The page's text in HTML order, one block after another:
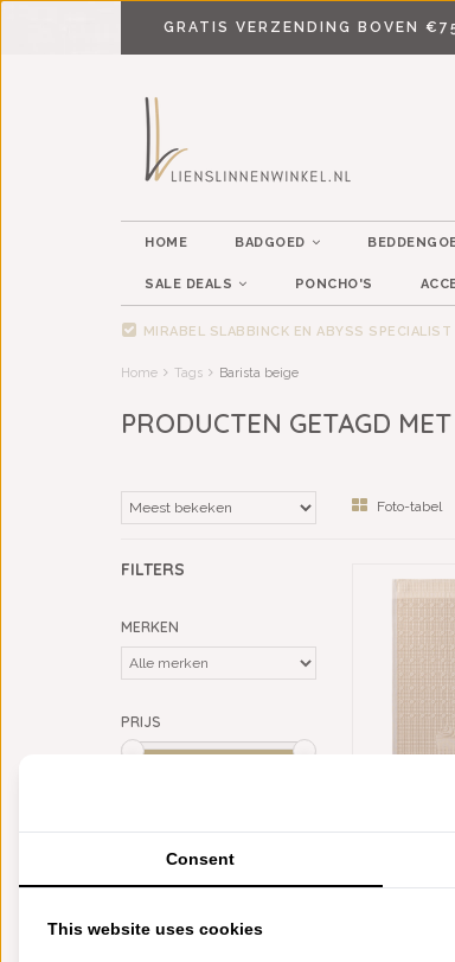
GRATIS VERZENDING BOVEN
HOME BADGOED
SALE DEALS PONCHO'S
MIRABEL SLABBINCK EN ABYSS SPECIALIST
Home Tags Barista beige
PRODUCTEN GETAGD
Foto-tabel
FILTERS
MERKEN
PRIJS
KLEUR
bruin(2)
CATEGORIEËN
Consent
This website uses cookies